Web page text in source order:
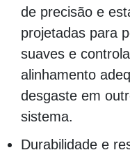
de precisão e
projetadas para
suaves e
alinhamento
desgaste em
sistema.
Durabilidade e